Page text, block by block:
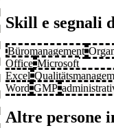
Skill e segnali
Büromanagement
Office Microsoft
Excel
Word GMP
Altre persone